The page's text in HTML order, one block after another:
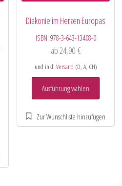
Diakonie im Herzen Europas
ISBN: 978-3-643-13408-0
ab24,90 €
und inkl. Versand (D, A, CH)
Ausführung wählen